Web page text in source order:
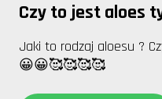
Czy to jest aloes
Jaki to rodzaj aloesu ?
😀😀🥰🥰🥰🥰